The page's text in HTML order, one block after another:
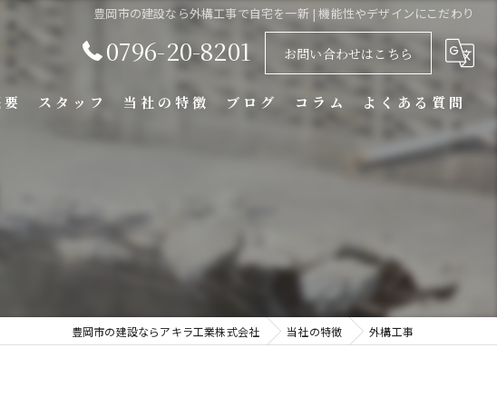
豊岡市の建設なら外構工事で自宅を一新 | 機能性やデザインにこだわり
0796-20-8201 お問い合わせはこちら
スタッフ 当社の特徴
太陽光設置
ブログ コラム よくある質問
豊岡市の建設ならアキラ工業株式会社 当社の特徴 外構工事